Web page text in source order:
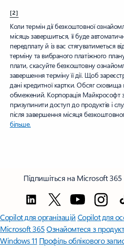
[2]
Коли термін дії безкоштовної
місяць завершиться, її буде
передплату й із вас стягуватиметься
терміну та вибраного платіжного
плати, скасуйте безкоштовну
завершення терміну її дії. Щоб
дані кредитної картки. Обсяг
обмежений. Корпорація Майкрософт
призупинити доступ до продуктів і
після завершення місяця
більше.
Підпишіться на Microsoft 365
Copilot для організацій Copilot для
Microsoft 365 Ознайомтеся з
Windows 11 Профіль облікового